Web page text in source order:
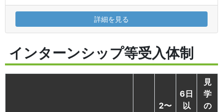
詳細を見る
インターンシップ等受入体制
2〜
6日
以
見
学
の